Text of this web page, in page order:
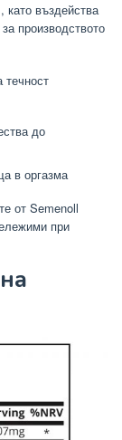
, като въздейства
производството
до
в оргазма
от Semenoll
при